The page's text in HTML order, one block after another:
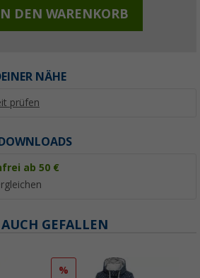
DEN WARENKORB
NÄHE
prüfen
ab 50 €
GEFALLEN
%